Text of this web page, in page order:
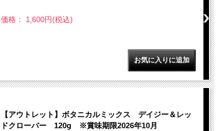
価格： 1,600円(税込)
【アウトレット】ボタニカルミックス デイジー＆レッ
ドクローバー 120g ※賞味期限2026年10月